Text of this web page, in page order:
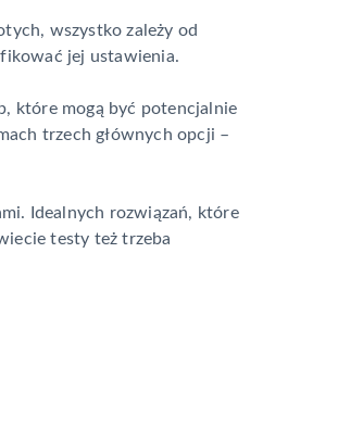
wszystko zależy od
jej ustawienia.
które mogą być potencjalnie
trzech głównych opcji –
Idealnych rozwiązań, które
testy też trzeba